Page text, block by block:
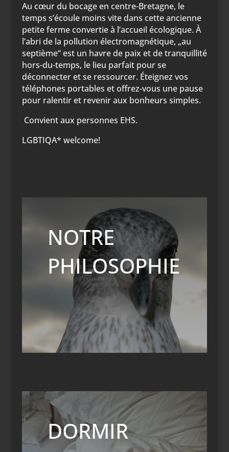
Au cœur du bocage en centre-Bretagne, le
temps s’écoule moins vite dans cette ancienne
petite ferme convertie à l’accueil écologique. À
l’abri de la pollution électromagnétique, „au
septième“ est un havre de paix et de tranquillité
hors-du-temps, le lieu parfait pour se
déconnecter et se ressourcer. Éteignez vos
téléphones portables et offrez-vous une pause
pour ralentir et revenir aux bonheurs simples.
Convient aux personnes EHS.
LGBTIQA* welcome!
NOTRE
PHILOSOPHIE
DORMIR